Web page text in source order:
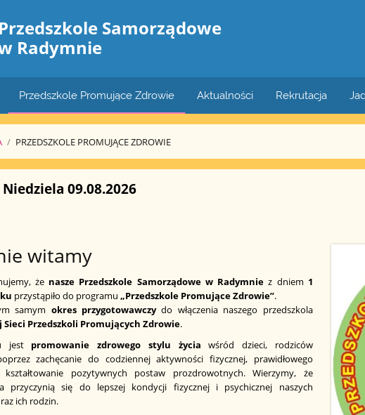
Przedszkole Samorządowe
Radymnie
Przedszkole Promujące Zdrowie Aktualności Rekrutacja
/ PRZEDSZKOLE PROMUJĄCE ZDROWIE
Niedziela 09.08.2026
witamy
że nasze Przedszkole Samorządowe w Radymnie z dniem 1
przystąpiło do programu„Przedszkole Promujące Zdrowie”.
samym okres przygotowawczydo włączenia naszego przedszkola
Sieci Przedszkoli Promujących Zdrowie.
jest promowanie zdrowego stylu życia wśród dzieci, rodziców
zachęcanie do codziennej aktywności fizycznej, prawidłowego
pozytywnych postaw prozdrowotnych. Wierzymy, że
przyczynią się do lepszej kondycji fizycznej i psychicznej naszych
ich rodzin.